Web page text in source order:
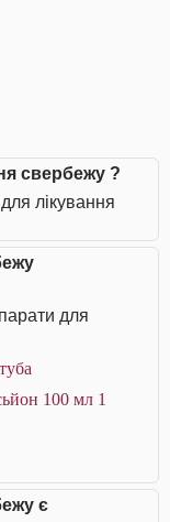
свербежу ?
лікування
для
100 мл 1
є